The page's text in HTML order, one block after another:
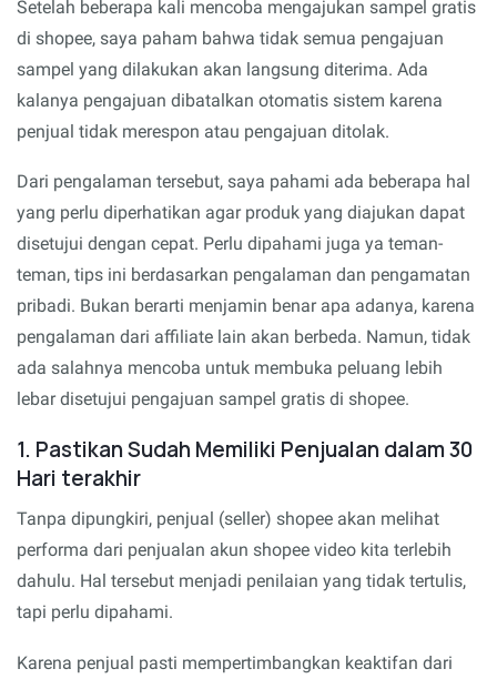
Setelah beberapa kali mencoba mengajukan sampel gratis
di shopee, saya paham bahwa tidak semua pengajuan
sampel yang dilakukan akan langsung diterima. Ada
kalanya pengajuan dibatalkan otomatis sistem karena
penjual tidak merespon atau pengajuan ditolak.
Dari pengalaman tersebut, saya pahami ada beberapa hal
yang perlu diperhatikan agar produk yang diajukan dapat
disetujui dengan cepat. Perlu dipahami juga ya teman-
teman, tips ini berdasarkan pengalaman dan pengamatan
pribadi. Bukan berarti menjamin benar apa adanya, karena
pengalaman dari affiliate lain akan berbeda. Namun, tidak
ada salahnya mencoba untuk membuka peluang lebih
lebar disetujui pengajuan sampel gratis di shopee.
1. Pastikan Sudah Memiliki Penjualan dalam 30
Hari terakhir
Tanpa dipungkiri, penjual (seller) shopee akan melihat
performa dari penjualan akun shopee video kita terlebih
dahulu. Hal tersebut menjadi penilaian yang tidak tertulis,
tapi perlu dipahami.
Karena penjual pasti mempertimbangkan keaktifan dari